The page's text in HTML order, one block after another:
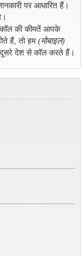
पर आधारित हैं।
की कीमतें आपके
हैं, तो हम(मोबाइल)
देश से कॉल करते हैं।